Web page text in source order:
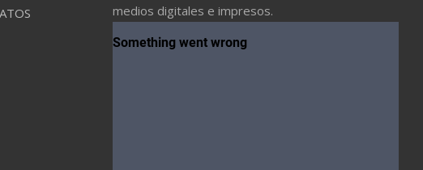
medios digitales e impresos.